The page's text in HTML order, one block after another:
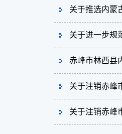
关于推选内蒙
关于进一步规
赤峰市林西县
关于注销赤峰
关于注销赤峰